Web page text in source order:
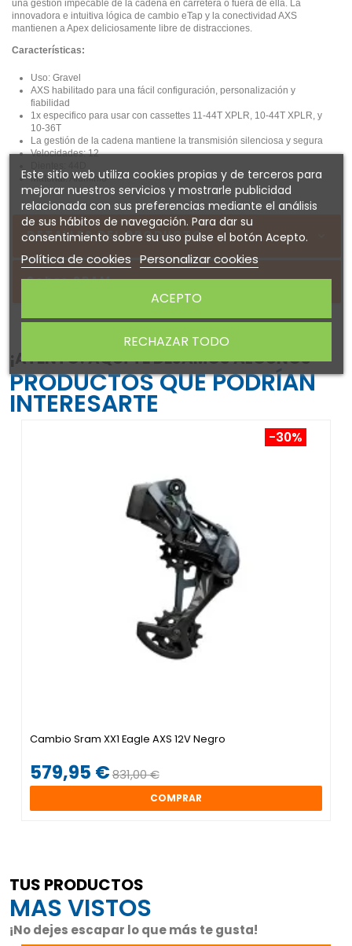
una gestión impecable de la cadena en carretera o fuera de ella. La
innovadora e intuitiva lógica de cambio eTap y la conectividad AXS
mantienen a Apex deliciosamente libre de distracciones.
Características:
Uso: Gravel
AXS habilitado para una fácil configuración, personalización y
fiabilidad
1x especifico para usar con cassettes 11-44T XPLR, 10-44T XPLR, y
10-36T
La gestión de la cadena mantiene la transmisión silenciosa y segura
Velocidades: 12
Material: Aluminio
DETALLES DEL PRODUCTO
Sobre SRAM
¡ATENTO! AQUÍ TE DEJAMOS ALGUNOS
PRODUCTOS QUE PODRÍAN
INTERESARTE
-30%
Cambio Sram XX1 Eagle AXS 12V Negro
579,95 €831,00 €
COMPRAR
TUS PRODUCTOS
MAS VISTOS
¡No dejes escapar lo que más te gusta!
Este sitio web utiliza cookies propias y de terceros para
mejorar nuestros servicios y mostrarle publicidad
relacionada con sus preferencias mediante el análisis
de sus hábitos de navegación. Para dar su
consentimiento sobre su uso pulse el botón Acepto.
Política de cookies Personalizar cookies
RECHAZAR TODO
ACEPTO